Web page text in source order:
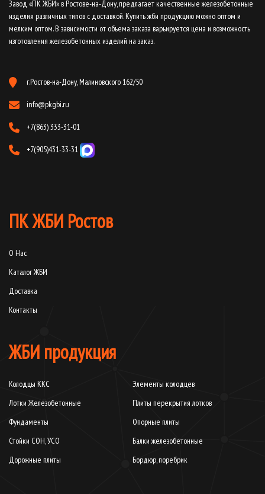
Завод «ПК ЖБИ» в Ростове-на-Дону, предлагает качественные железобетонные
изделия различных типов с доставкой. Купить жби продукцию можно оптом и
мелким оптом. В зависимости от объема заказа варьируется цена и возможность
изготовления железобетонных изделий на заказ.
г.Ростов-на-Дону, Малиновского 162/50
info@pkgbi.ru
+7(863) 333-31-01
+7(905)431-33-31
ПК ЖБИ Ростов
О Нас
Каталог ЖБИ
Доставка
Контакты
ЖБИ продукция
Колодцы ККС
Элементы колодцев
Лотки Железобетонные
Плиты перекрытия лотков
Фундаменты
Опорные плиты
Стойки СОН, УСО
Балки железобетонные
Дорожные плиты
Бордюр, поребрик